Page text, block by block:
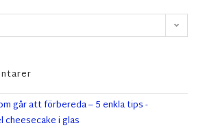
går att förbereda – 5 enkla tips -
cheesecake i glas